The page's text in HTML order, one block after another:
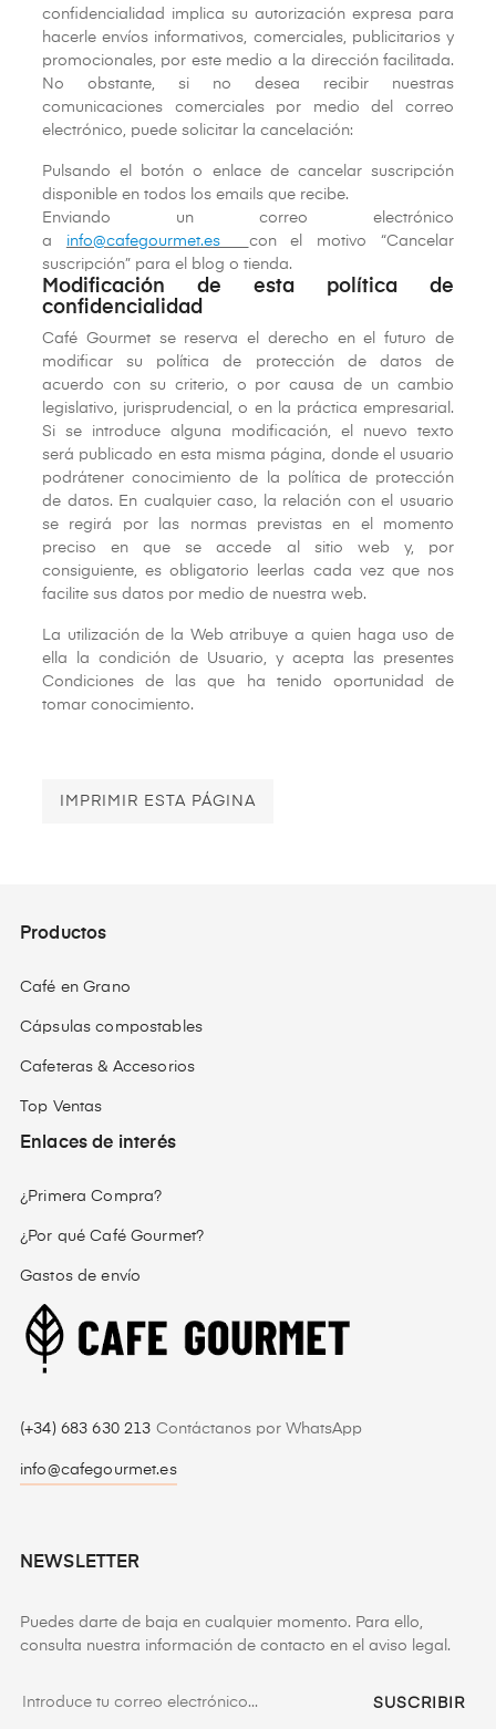
confidencialidad implica su autorización expresa para
hacerle envíos informativos, comerciales, publicitarios y
promocionales, por este medio a la dirección facilitada.
No obstante, si no desea recibir nuestras
comunicaciones comerciales por medio del correo
electrónico, puede solicitar la cancelación:
Pulsando el botón o enlace de cancelar suscripción
disponible en todos los emails que recibe.
Enviando un correo electrónico
a info@cafegourmet.es con el motivo “Cancelar
suscripción” para el blog o tienda.
Modificación de esta política de
confidencialidad
Café Gourmet se reserva el derecho en el futuro de
modificar su política de protección de datos de
acuerdo con su criterio, o por causa de un cambio
legislativo, jurisprudencial, o en la práctica empresarial.
Si se introduce alguna modificación, el nuevo texto
será publicado en esta misma página, donde el usuario
podrátener conocimiento de la política de protección
de datos. En cualquier caso, la relación con el usuario
se regirá por las normas previstas en el momento
preciso en que se accede al sitio web y, por
consiguiente, es obligatorio leerlas cada vez que nos
facilite sus datos por medio de nuestra web.
La utilización de la Web atribuye a quien haga uso de
ella la condición de Usuario, y acepta las presentes
Condiciones de las que ha tenido oportunidad de
tomar conocimiento.
Productos
Café en Grano
Cápsulas compostables
Cafeteras & Accesorios
Top Ventas
Enlaces de interés
¿Primera Compra?
¿Por qué Café Gourmet?
Gastos de envío
(+34) 683 630 213 Contáctanos por WhatsApp
info@cafegourmet.es
NEWSLETTER
Puedes darte de baja en cualquier momento. Para ello,
consulta nuestra información de contacto en el aviso legal.
SUSCRIBIR